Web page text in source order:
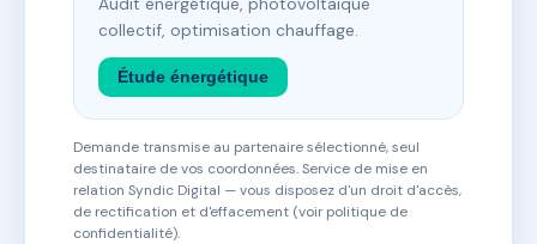
collectif, optimisation chauffage.
Étude énergétique
Demande transmise au partenaire sélectionné, seul
destinataire de vos coordonnées. Service de mise en
relation Syndic Digital — vous disposez d'un droit d'accès,
de rectification et d'effacement (voir politique de
confidentialité).